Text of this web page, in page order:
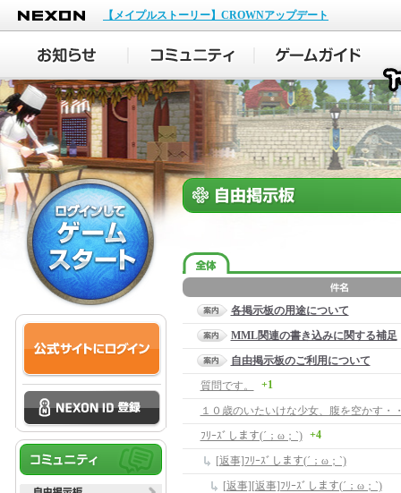
NEXON
【メイプルストーリー】CROWNアップデート
各掲示板の用途について
MML関連の書き込みに関する補足
自由掲示板のご利用について
質問です。
+1
ﾌﾘｰｽﾞします(´；ω；`) +4
[返事]ﾌﾘｰｽﾞします(´；ω；`)
[返事][返事]ﾌﾘｰｽﾞします(´；ω；`)